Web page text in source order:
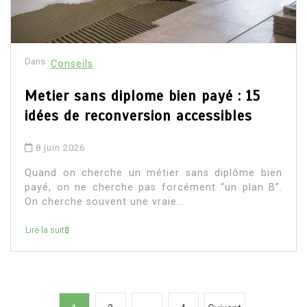
Dans Conseils
Metier sans diplome bien payé : 15
idées de reconversion accessibles
8 juin 2026
Quand on cherche un métier sans diplôme bien
payé, on ne cherche pas forcément “un plan B”.
On cherche souvent une vraie...
Lire la suite